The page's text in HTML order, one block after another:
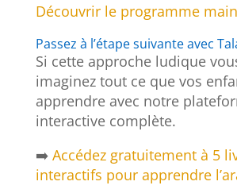
Découvrir le programme
Passez à l’étape suivante avec
Si cette approche ludique
imaginez tout ce que vos
apprendre avec notre
interactive complète.
➡️ Accédez gratuitement à 5
interactifs pour apprendre